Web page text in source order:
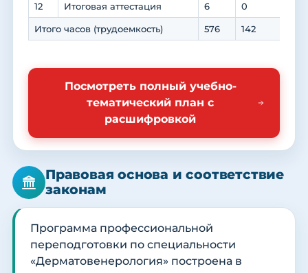
12 Итоговая аттестация 6 0
Итого часов (трудоемкость) 576 142
Посмотреть полный учебно-
тематический план с
расшифровкой
Правовая основа и соответствие
законам
Программа профессиональной
переподготовки по специальности
«Дерматовенерология» построена в